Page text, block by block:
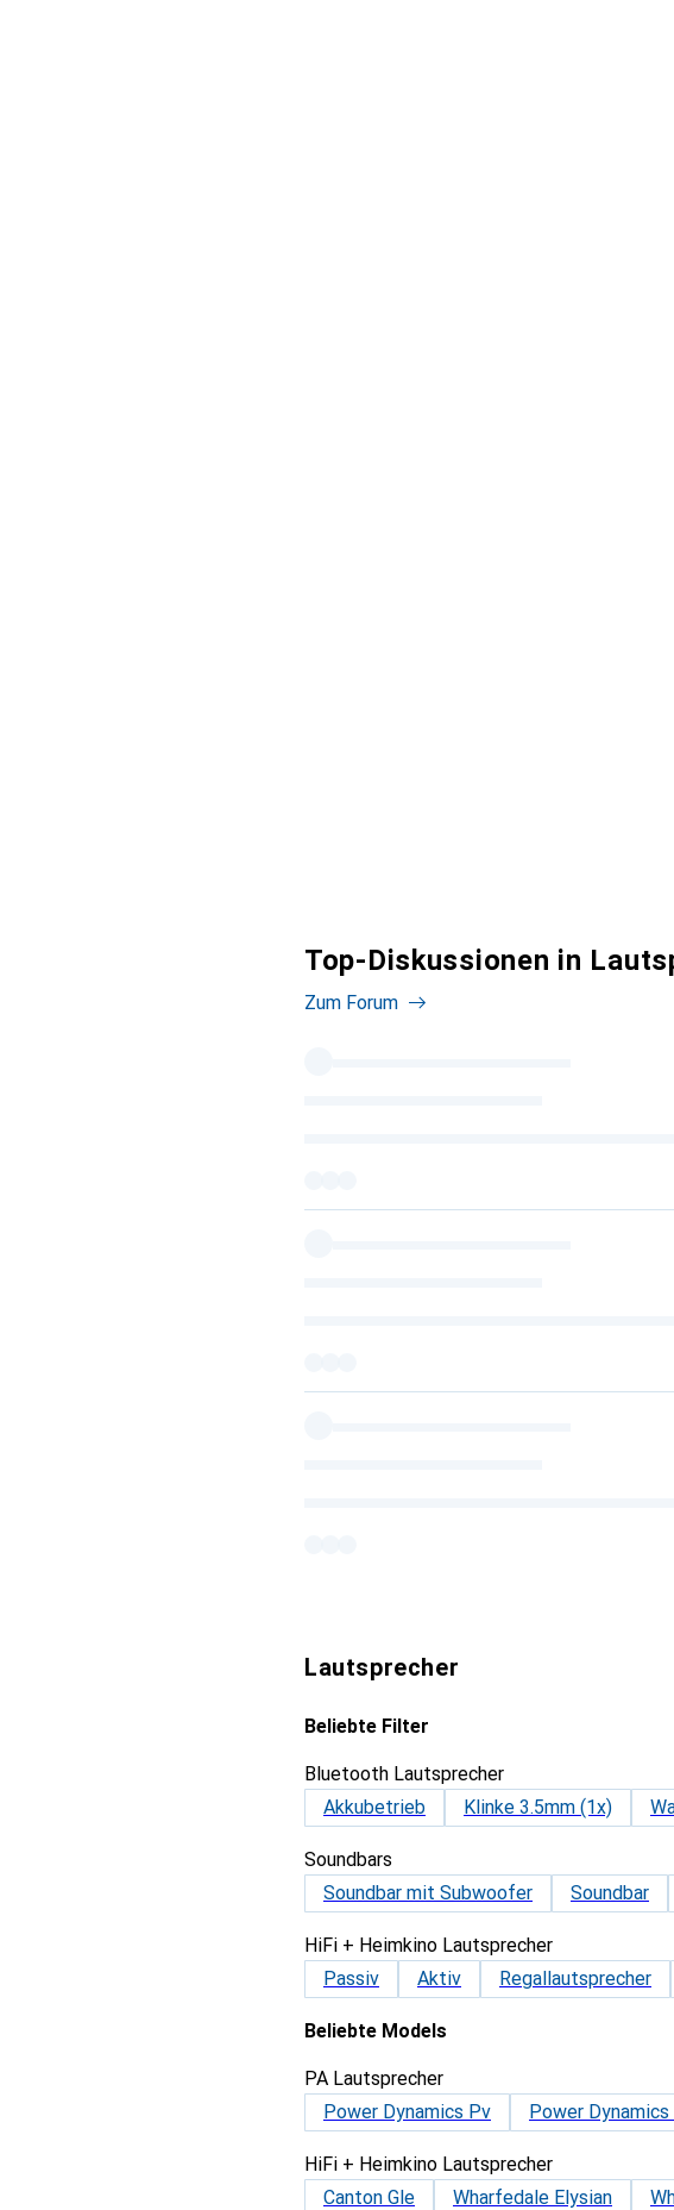
Top-Diskussionen in
Zum Forum
Lautsprecher
Beliebte Filter
Bluetooth Lautsprecher
Akkubetrieb
Klinke 3.5mm (1x)
Soundbars
Soundbar mit Subwoofer
Soundbar
HiFi + Heimkino Lautsprecher
Passiv
Aktiv Regallautsprecher
Beliebte Models
PA Lautsprecher
Power Dynamics Pv
Power Dynamics
HiFi + Heimkino Lautsprecher
Canton Gle
Wharfedale Elysian